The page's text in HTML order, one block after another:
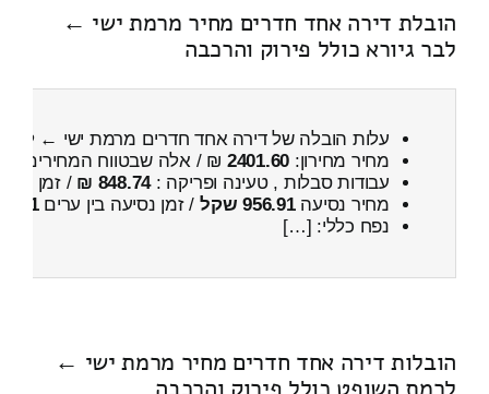
הובלת דירה אחד חדרים מחיר מרמת ישי ←
לבר גיורא כולל פירוק והרכבה
עלות הובלה של דירה אחד חדרים מרמת ישי ← לבר
מחיר מחירון: 2401.60 ₪ / אלה שבטווח המחירים
עבודות סבלות , טעינה ופריקה :848.74 ₪ / זמן :
מחיר נסיעה956.91 שקל / זמן נסיעה בין ערים1 שעות , 13 דקות
נפח כללי: […]
הובלות דירה אחד חדרים מחיר מרמת ישי ←